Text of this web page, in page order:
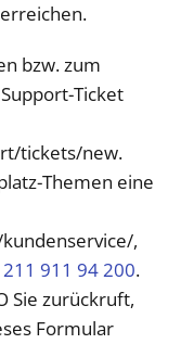
erreichen.
bzw. zum
Ticket
tickets/new.
Themen eine
,
911 94 200.
Sie zurückruft,
Formular